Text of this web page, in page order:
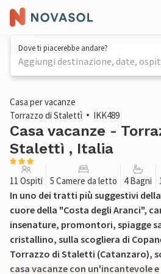
Dove ti piacerebbe andare?
Aggiungi destinazione, date,
1 / 25
Casa per vacanze
Torrazzo di Stalettì
IKK489
Casa vacanze -
Stalettì , Italia
11 Ospiti 5 Camere da letto 4 Bagni
In uno dei tratti più suggestivi
cuore della "Costa degli Aranci",
insenature, promontori, spiagge
cristallino, sulla scogliera di
Torrazzo di Staletti (Catanzaro),
casa vacanze con un'incantevole